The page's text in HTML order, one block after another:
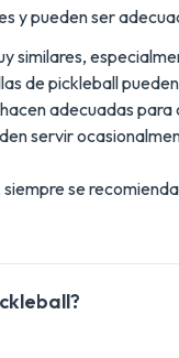
y pueden ser
similares,
de pickleball
adecuadas
servir
se